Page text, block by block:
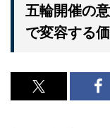
五輪開催の
で変容する
x<br>